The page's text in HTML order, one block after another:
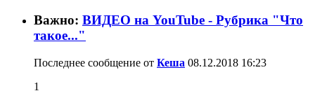
Важно: ВИДЕО на YouTube - Рубрика "Что
такое..."
Последнее сообщение от Кеша 08.12.2018 16:23
1